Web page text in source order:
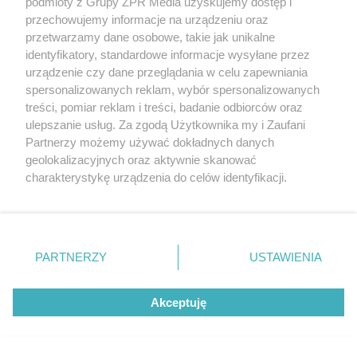
ZOBACZ WIĘCEJ
przechowujemy informacje na urządzeniu oraz
przetwarzamy dane osobowe, takie jak unikalne
identyfikatory, standardowe informacje wysyłane przez
urządzenie czy dane przeglądania w celu zapewniania
spersonalizowanych reklam, wybór spersonalizowanych
treści, pomiar reklam i treści, badanie odbiorców oraz
ulepszanie usług. Za zgodą Użytkownika my i Zaufani
Partnerzy możemy używać dokładnych danych
geolokalizacyjnych oraz aktywnie skanować
charakterystykę urządzenia do celów identyfikacji.
zmienić/wycofać klikając przycisk ustawień prywatności
znajdujący się w lewym dolnym rogu strony
rodzaje przetwarzania danych nie wymagają zgody
użytkownika, ale masz prawo sprzeciwić się takiemu
przetwarzaniu. Preferencje będą miały zastosowanie tylko
PARTNERZY USTAWIENIA
Akceptuję